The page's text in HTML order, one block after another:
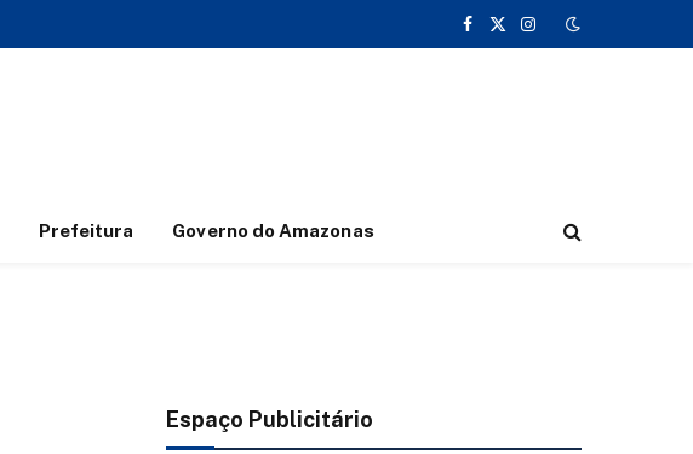
Facebook
X
Instagram
Prefeitura Governo do Amazonas
Espaço Publicitário